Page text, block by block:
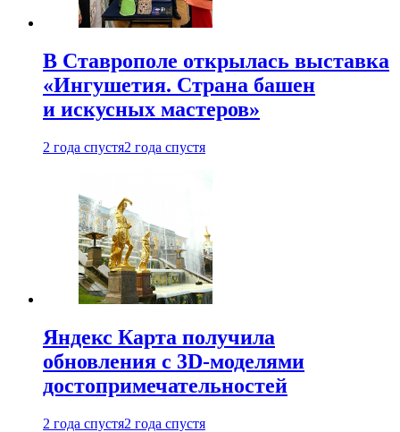
В Ставрополе открылась выставка
«Ингушетия. Страна башен
и искусных мастеров»
2 года спустя2 года спустя
Яндекс Карта получила
обновления с 3D-моделями
достопримечательностей
2 года спустя2 года спустя